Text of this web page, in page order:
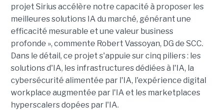
projet Sirius accélère notre capacité à proposer les
meilleures solutions IA du marché, générant une
efficacité mesurable et une valeur business
profonde », commente Robert Vassoyan, DG de SCC.
Dans le détail, ce projet s'appuie sur cinq piliers : les
solutions d'IA, les infrastructures dédiées à l'IA, la
cybersécurité alimentée par l'IA, l'expérience digital
workplace augmentée par l'IA et les marketplaces
hyperscalers dopées par l'IA.